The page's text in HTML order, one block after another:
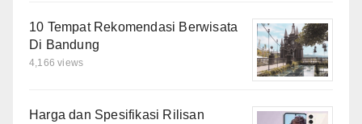
10 Tempat Rekomendasi Berwisata
Di Bandung
4,166 views
Harga dan Spesifikasi Rilisan